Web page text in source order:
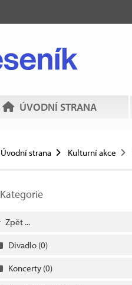
ÚVODNÍ STRANA
Úvodní strana Kulturní akce
Kategorie
Zpět ...
Divadlo (0)
Koncerty (0)